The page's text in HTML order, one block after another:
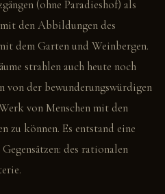
(ohne Paradieshof) als
den Abbildungen des
dem Garten und Weinbergen.
strahlen auch heute noch
von der bewunderungswürdigen
von Menschen mit den
zu können. Es entstand eine
des rationalen